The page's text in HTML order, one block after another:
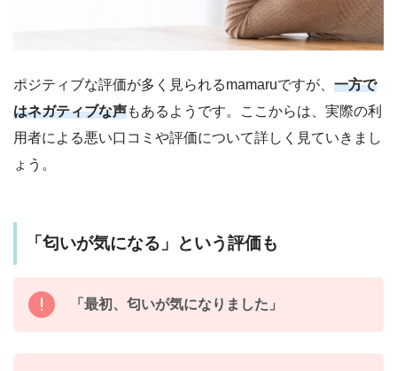
ポジティブな評価が多く見られるmamaruですが、 一方で
はネガティブな声もあるようです。ここからは、実際の利
用者による悪い口コミや評価について詳しく見ていきまし
ょう。
「匂いが気になる」という評価も
「最初、匂いが気になりました」